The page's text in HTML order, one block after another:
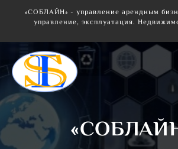
«СОБЛАЙН» - управление арендным
управление, эксплуатация.